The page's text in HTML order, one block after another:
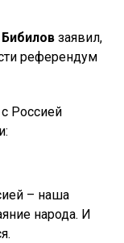
заявил,
референдум
Россией
– наша
народа. И